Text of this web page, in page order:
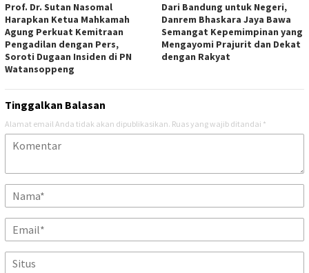
Prof. Dr. Sutan Nasomal
Harapkan Ketua Mahkamah
Agung Perkuat Kemitraan
Pengadilan dengan Pers,
Soroti Dugaan Insiden di PN
Watansoppeng
Dari Bandung untuk Negeri,
Danrem Bhaskara Jaya Bawa
Semangat Kepemimpinan yang
Mengayomi Prajurit dan Dekat
dengan Rakyat
Tinggalkan Balasan
Alamat email Anda tidak akan dipublikasikan. Ruas yang wajib ditandai *